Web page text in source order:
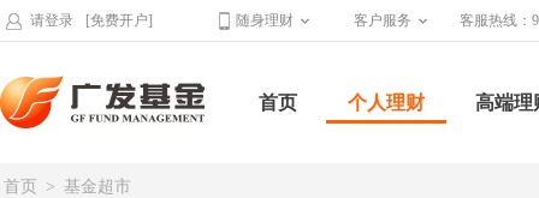
请登录 [免费开户] 随身理财 客户服务 客服热线：
首页 个人理财 高端理
首页 > 基金超市